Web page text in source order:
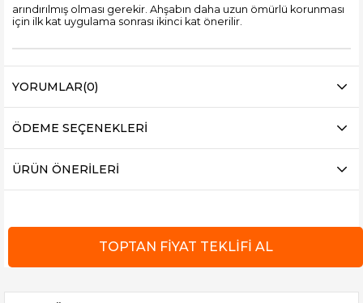
arındırılmış olması gerekir. Ahşabın daha uzun ömürlü korunması
için ilk kat uygulama sonrası ikinci kat önerilir.
YORUMLAR(0)
ÖDEME SEÇENEKLERI
ÜRÜN ÖNERILERI